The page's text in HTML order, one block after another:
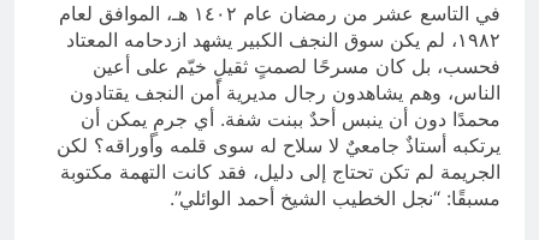
في التاسع عشر من رمضان عام ١٤٠٢ هـ، الموافق لعام
١٩٨٢، لم يكن سوق النجف الكبير يشهد ازدحامه المعتاد
فحسب، بل كان مسرحًا لصمتٍ ثقيلٍ خيّم على أعين
الناس، وهم يشاهدون رجال مديرية أمن النجف يقتادون
محمدًا دون أن ينبس أحدٌ ببنت شفة. أي جرمٍ يمكن أن
يرتكبه أستاذٌ جامعيٌ لا سلاح له سوى قلمه وأوراقه؟ لكن
الجريمة لم تكن تحتاج إلى دليل، فقد كانت التهمة مكتوبة
مسبقًا: “نجل الخطيب الشيخ أحمد الوائلي”.